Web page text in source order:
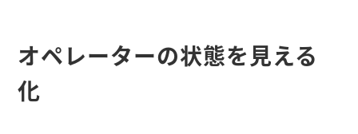
オペレーターの状態を見える
化